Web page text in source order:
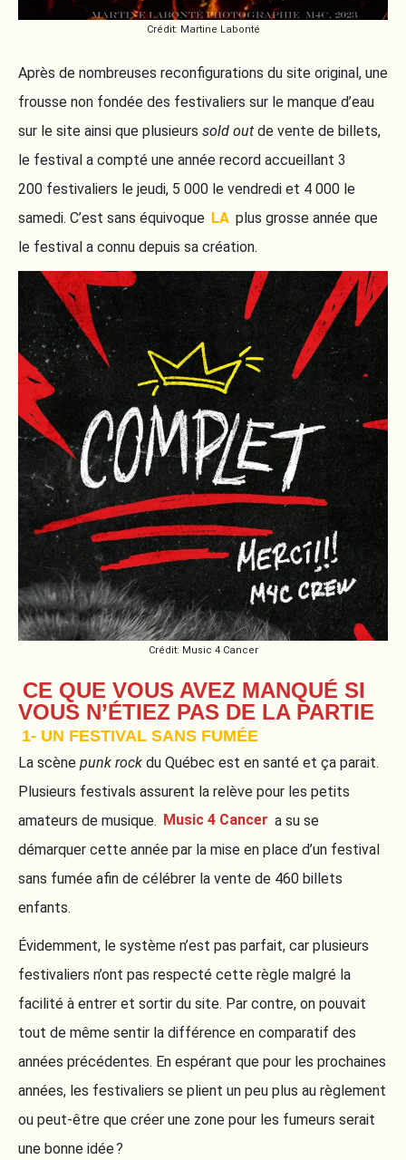
Crédit: Martine Labonté
Après de nombreuses reconfigurations du site original, une
frousse non fondée des festivaliers sur le manque d’eau
sur le site ainsi que plusieurs sold out de vente de billets,
le festival a compté une année record accueillant 3
200 festivaliers le jeudi, 5 000 le vendredi et 4 000 le
samedi. C’est sans équivoque LA plus grosse année que
le festival a connu depuis sa création.
Crédit: Music 4 Cancer
CE QUE VOUS AVEZ MANQUÉ SI
VOUS N’ÉTIEZ PAS DE LA PARTIE
1- UN FESTIVAL SANS FUMÉE
La scène punk rock du Québec est en santé et ça parait.
Plusieurs festivals assurent la relève pour les petits
amateurs de musique. Music 4 Cancer a su se
démarquer cette année par la mise en place d’un festival
sans fumée afin de célébrer la vente de 460 billets
enfants.
Évidemment, le système n’est pas parfait, car plusieurs
festivaliers n’ont pas respecté cette règle malgré la
facilité à entrer et sortir du site. Par contre, on pouvait
tout de même sentir la différence en comparatif des
années précédentes. En espérant que pour les prochaines
années, les festivaliers se plient un peu plus au règlement
ou peut-être que créer une zone pour les fumeurs serait
une bonne idée ?